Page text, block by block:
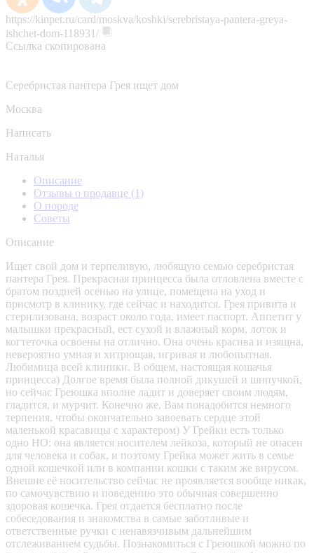
https://kinpet.ru/card/moskva/koshki/serebristaya-pantera-greya-
ishchet-dom-118931/
Ссылка скопирована
Серебристая пантера Грея ищет дом
Москва
Написать
Наталья
Описание
Отзывы о продавце (1)
О породе
Советы
Описание
Ищет свой дом и терпеливую, любящую семью серебристая
пантера Грея. Прекрасная принцесса была отловлена вместе с
братом поздней осенью на улице, помещена на уход и
присмотр в клинику, где сейчас и находится. Грея привита и
стерилизована, возраст около года, имеет паспорт. Аппетит у
малышки прекрасный, ест сухой и влажный корм, лоток и
когтеточка освоены на отлично. Она очень красива и изящна,
невероятно умная и хитрющая, игривая и любопытная.
Любимица всей клиники. В общем, настоящая кошачья
принцесса) Долгое время была полной дикушей и шипучкой,
но сейчас Греюшка вполне ладит и доверяет своим людям,
гладится, и мурчит. Конечно же, Вам понадобится немного
терпения, чтобы окончательно завоевать сердце этой
маленькой красавицы с характером) У Грейки есть только
одно НО: она является носителем лейкоза, который не опасен
для человека и собак, и поэтому Грейка может жить в семье
одной кошечкой или в компании кошки с таким же вирусом.
Внешне её носительство сейчас не проявляется вообще никак,
по самочувствию и поведению это обычная совершенно
здоровая кошечка. Грея отдается бесплатно после
собеседования и знакомства в самые заботливые и
ответственные ручки с ненавязчивым дальнейшим
отслеживанием судьбы. Познакомиться с Греюшкой можно по